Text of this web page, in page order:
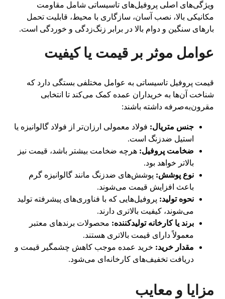
ویژگی‌های اصلی پروفیل‌های تاسیساتی شامل مقاومت
مکانیکی بالا، نصب آسان، سازگاری با محیط، قابلیت تحمل
بارهای سنگین و دوام بالا در برابر زنگ‌زدگی و خوردگی است.
عوامل موثر بر قیمت یا کیفیت
قیمت پروفیل تاسیساتی به عوامل مختلفی بستگی دارد که
شناخت آن‌ها به خریداران عمده کمک می‌کند تا انتخابی
مقرون‌به‌صرفه داشته باشند:
جنس متریال: فولاد معمولی ارزان‌تر از فولاد گالوانیزه یا
استیل ضدزنگ است.
ضخامت پروفیل: هرچه ضخامت بیشتر باشد، قیمت نیز
بالاتر خواهد بود.
نوع پوشش: پوشش‌های ضدزنگ مانند گالوانیزه گرم
باعث افزایش قیمت می‌شوند.
نحوه تولید: پروفیل‌هایی که با فناوری‌های پیشرفته تولید
می‌شوند، کیفیت بالاتری دارند.
برند یا کارخانه تولیدکننده: محصولات برندهای معتبر
معمولاً دارای قیمت بالاتری هستند.
مقدار خرید: خرید عمده موجب کاهش چشمگیر قیمت و
دریافت تخفیف‌های کارخانه‌ای می‌شود.
مزایا و معایب